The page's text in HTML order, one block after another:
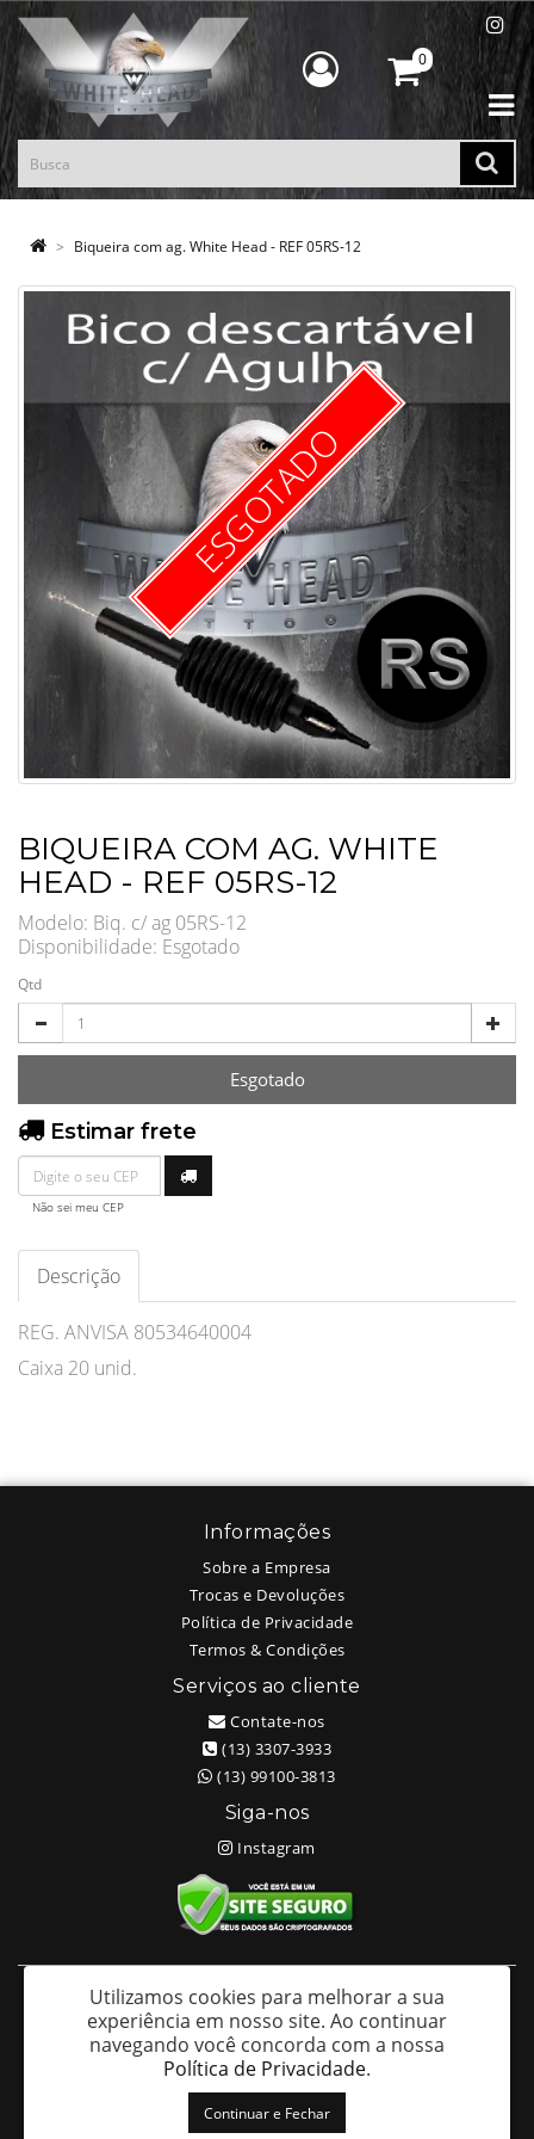
0
Biqueira com ag. White Head - REF 05RS-12
ESGOTADO
BIQUEIRA COM AG. WHITE
HEAD - REF 05RS-12
Modelo: Biq. c/ ag 05RS-12
Disponibilidade: Esgotado
Qtd
Esgotado
Estimar frete
Não sei meu CEP
Descrição
REG. ANVISA 80534640004
Caixa 20 unid.
Informações
Sobre a Empresa
Trocas e Devoluções
Política de Privacidade
Termos & Condições
Serviços ao cliente
Contate-nos
(13) 3307-3933
(13) 99100-3813
Siga-nos
Instagram
White Head Tattoo (Wellington Ricardo Kudlinski EPP) - CNPJ:
09.635.966/0001-70
Av. São Francisco 373 – Centro - Santos / SP - CEP: 11013-201
White Head Tattoo © 2026
Utilizamos cookies para melhorar a sua
experiência em nosso site. Ao continuar
navegando você concorda com a nossa
Política de Privacidade.
Continuar e Fechar